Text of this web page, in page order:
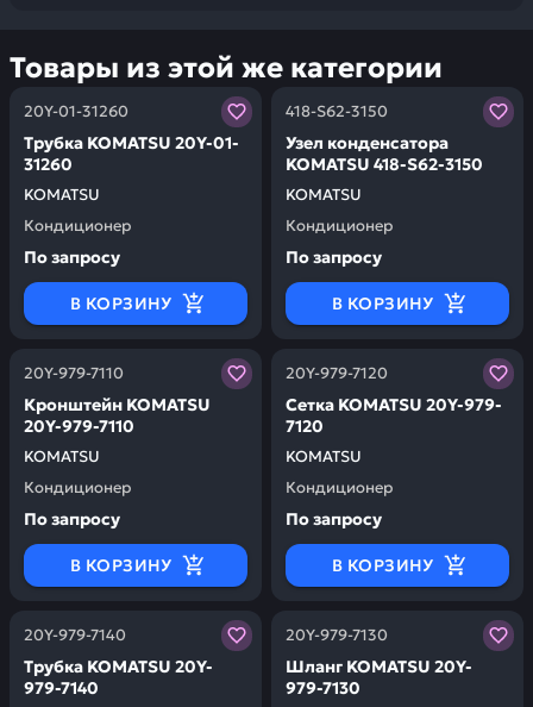
Товары из этой же категории
20Y-01-31260
KOMATSU
Трубка KOMATSU 20Y-01-
31260
Кондиционер
Заказывая запчасти у нас, вы получаете гарантию
По запросу
В КОРЗИНУ
418-S62-3150
KOMATSU
Узел конденсатора
KOMATSU 418-S62-3150
Кондиционер
Заказывая запчасти у
По запросу
В КОРЗИНУ
20Y-979-7110
KOMATSU
Кронштейн KOMATSU
20Y-979-7110
Кондиционер
Заказывая запчасти у нас, вы получаете гарантию
По запросу
В КОРЗИНУ
20Y-979-7120
KOMATSU
Сетка KOMATSU 20Y-979-
7120
Кондиционер
Заказывая запчасти у
По запросу
В КОРЗИНУ
20Y-979-7140
Трубка KOMATSU 20Y-
979-7140
Заказывая запчасти у нас, вы получаете гарантию
20Y-979-7130
Шланг KOMATSU 20Y-
979-7130
Заказывая запчасти у